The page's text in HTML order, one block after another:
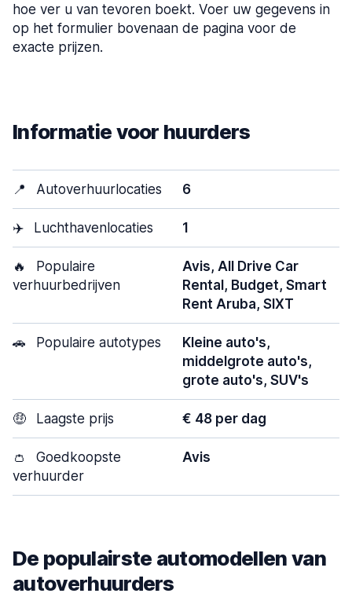
hoe ver u van tevoren boekt. Voer uw gegevens in
op het formulier bovenaan de pagina voor de
exacte prijzen.
Informatie voor huurders
📍 Autoverhuurlocaties 6
✈️ Luchthavenlocaties 1
🔥
Populaire
verhuurbedrijven
Avis, All Drive Car
Rental, Budget, Smart
Rent Aruba, SIXT
🚗 Populaire autotypes
Kleine auto's,
middelgrote auto's,
grote auto's, SUV's
🤑 Laagste prijs € 48 per dag
👛
Goedkoopste
verhuurder
Avis
De populairste automodellen van
autoverhuurders